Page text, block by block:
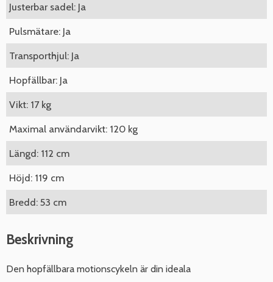
Justerbar sadel: Ja
Pulsmätare: Ja
Transporthjul: Ja
Hopfällbar: Ja
Vikt: 17 kg
Maximal användarvikt: 120 kg
Längd: 112 cm
Höjd: 119 cm
Bredd: 53 cm
Beskrivning
Den hopfällbara motionscykeln är din ideala